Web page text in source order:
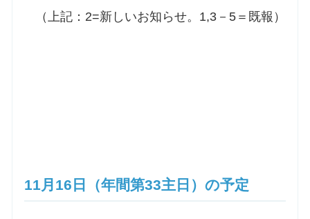
（上記：2=新しいお知らせ。1,3－5＝既報）
11月16日（年間第33主日）の予定